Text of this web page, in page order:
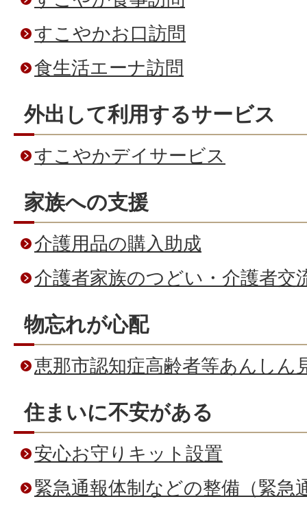
すこやかお口訪問
食生活エーナ訪問
外出して利用するサービス
すこやかデイサービス
家族への支援
介護用品の購入助成
介護者家族のつどい・介護者交
物忘れが心配
恵那市認知症高齢者等あんしん
住まいに不安がある
安心お守りキット設置
緊急通報体制などの整備（緊急